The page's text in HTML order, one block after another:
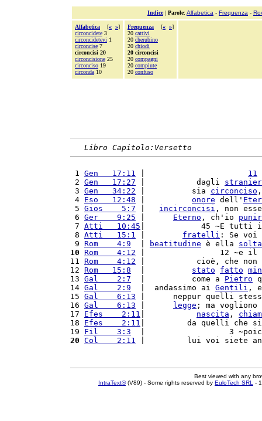
Indice| Parole: Alfabetica - Frequenza -
Alfabetica [« »]
circoncidete 3
circoncidetevi 1
circoncise 7
circoncisi 20
circoncisione 25
circonciso 19
circonda 10
Frequenza [« »]
20 cattivi
20 cherubino
20 chiodi
20 circoncisi
20 compagni
20 compiute
20 confuso
Libro Capitolo:Versetto
1 Gen   17:11 11
2 Gen   17:27 |           dagli
3 Gen   34:22 |          sia circonciso
4 Eso   12:48 onore dell'
5 Gios    5:7 incirconcisi , non
6 Ger    9:25 Eterno , ch'io
7 Atti   10:45 |            45 ~E tutti
8 Atti   15:1 fratelli : Se voi
9 Rom    4:9 beatitudine è ella
10 Rom    4:12 |                12 ~e il
11 Rom    4:12 |           cioè, che non
12 Rom   15:8 stato fatto
13 Gal    2:7
  |          come a
Pietro
14 Gal    2:9
  |  andassimo ai
Gentili ,
15 Gal    6:13 |      neppur quelli
16 Gal    6:13 legge ; ma
17 Efes    2:11 nascita ,
18 Efes    2:11 |         da quelli che
19 Fil    3:3
|                  3
20 Col    2:11 |         lui voi siete
Best viewed with any
IntraText®(V89) - Some rights reserved by EuloTech SRL -